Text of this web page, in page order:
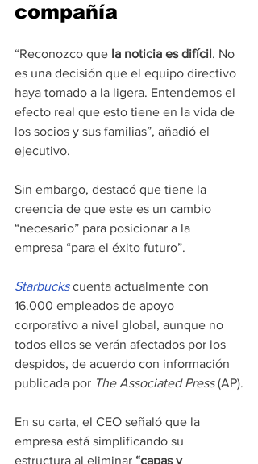
compañía
“Reconozco que la noticia es difícil. No
es una decisión que el equipo directivo
haya tomado a la ligera. Entendemos el
efecto real que esto tiene en la vida de
los socios y sus familias”, añadió el
ejecutivo.
Sin embargo, destacó que tiene la
creencia de que este es un cambio
“necesario” para posicionar a la
empresa “para el éxito futuro”.
Starbucks cuenta actualmente con
16.000 empleados de apoyo
corporativo a nivel global, aunque no
todos ellos se verán afectados por los
despidos, de acuerdo con información
publicada por The Associated Press (AP).
En su carta, el CEO señaló que la
empresa está simplificando su
estructura al eliminar “capas y